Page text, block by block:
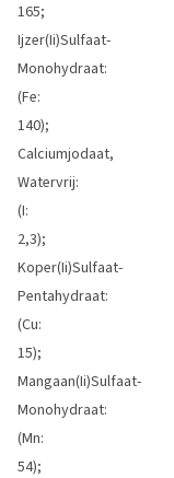
165;
Ijzer(Ii)Sulfaat-
Monohydraat:
(Fe:
140);
Calciumjodaat,
Watervrij:
(I:
2,3);
Koper(Ii)Sulfaat-
Pentahydraat:
(Cu:
15);
Mangaan(Ii)Sulfaat-
Monohydraat:
(Mn:
54);